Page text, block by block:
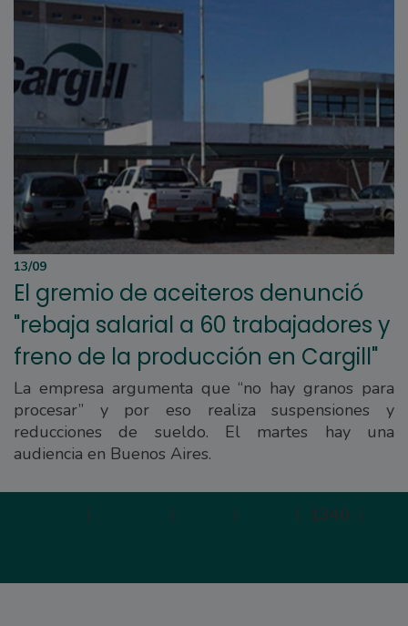
13/09
El gremio de aceiteros denunció
"rebaja salarial a 60 trabajadores y
freno de la producción en Cargill"
La empresa argumenta que “no hay granos para
procesar” y por eso realiza suspensiones y
reducciones de sueldo. El martes hay una
audiencia en Buenos Aires.
| | | | 1340 |